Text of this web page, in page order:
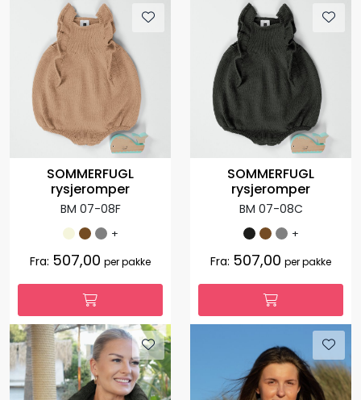
SOMMERFUGL
rysjeromper
BM 07-08F
+
Fra: 507,00 per pakke
SOMMERFUGL
rysjeromper
BM 07-08C
+
Fra: 507,00 per pakke